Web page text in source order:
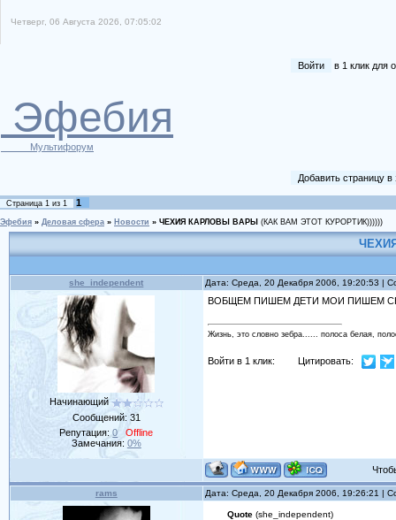
Четверг, 06 Августа 2026, 07:05:02
Войти в 1 клик для
Эфебия
Мультифорум
Добавить страницу
Страница 1 из 1 1
Эфебия » Деловая сфера » Новости » ЧЕХИЯ КАРЛОВЫ ВАРЫ (КАК ВАМ ЭТОТ КУРОРТИК))))))
she_independent Дата: Среда, 20 Декабря 2006, 19:20:53 |
Начинающий
Сообщений: 31
Репутация:0
Offline
Замечания: 0%
ВОБЩЕМ ПИШЕМ ДЕТИ МОИ ПИШЕМ
Жизнь, это словно зебра...... полоса белая,
Войти в 1 клик: Цитировать:
rams Дата: Среда, 20 Декабря 2006, 19:26:21 |
Quote(she_independent)